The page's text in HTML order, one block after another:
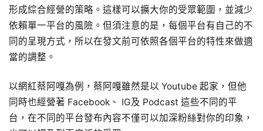
形成綜合經營的策略。這樣可以擴大你的受眾範圍，並減少
依賴單一平台的風險。但須注意的是，每個平台有自己的不
同的呈現方式，所以在發文前可依照各個平台的特性來做適
當的調整。
以網紅蔡阿嘎為例，蔡阿嘎雖然是以 Youtube 起家，但他
同時也經營著 Facebook、 IG及 Podcast 這些不同的平
台，在不同的平台發布內容不僅可以加深粉絲對你的印象，